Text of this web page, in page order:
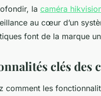
la caméra
au cœur d’un
font de la marque
clés des
comment les